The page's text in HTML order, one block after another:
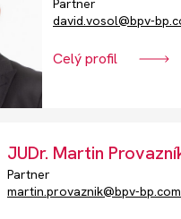
Nechte si poradit
Partner
david.vosol@bpv-
Celý profil
JUDr. Martin
Partner
martin.provaznik@bpv-bp.com